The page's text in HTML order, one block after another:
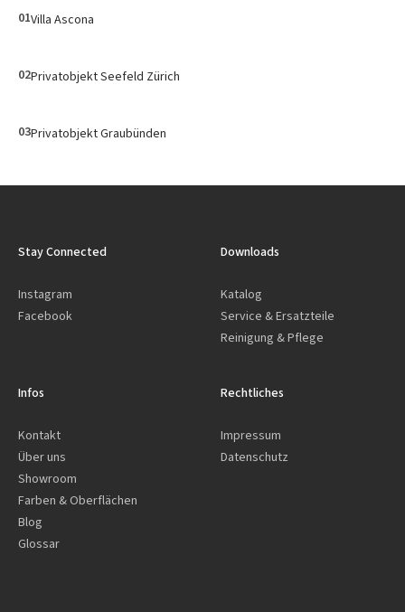
01Villa Ascona
02Privatobjekt Seefeld Zürich
03Privatobjekt Graubünden
Stay Connected
Instagram
Facebook
Downloads
Katalog
Service & Ersatzteile
Reinigung & Pflege
Infos
Kontakt
Über uns
Showroom
Farben & Oberflächen
Blog
Glossar
Rechtliches
Impressum
Datenschutz